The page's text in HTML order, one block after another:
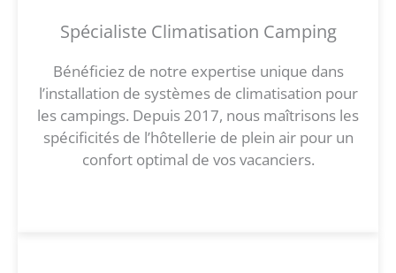
Spécialiste Climatisation Camping
Bénéficiez de notre expertise unique dans
l’installation de systèmes de climatisation pour
les campings. Depuis 2017, nous maîtrisons les
spécificités de l’hôtellerie de plein air pour un
confort optimal de vos vacanciers.